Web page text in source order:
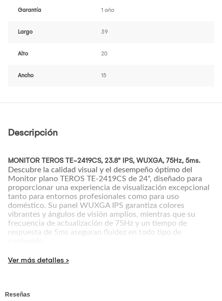
Garantía 1 año
Largo 39
Alto 20
Ancho 15
Descripción
MONITOR TEROS TE-2419CS, 23.8" IPS, WUXGA, 75Hz, 5ms.
Descubre la calidad visual y el desempeño óptimo del
Monitor plano TEROS TE-2419CS de 24", diseñado para
proporcionar una experiencia de visualización excepcional
tanto para entornos profesionales como para uso
doméstico. Su panel WUXGA IPS garantiza colores
vibrantes y ángulos de visión amplios, mientras que su
frecuencia de actualización de 75Hz y un tiempo de
respuesta de 5ms aseguran fluidez en todo tipo de
Especificaciones Técnicas:
- Frecuencia de Actualización**: 75Hz